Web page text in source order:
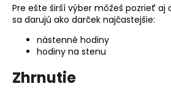
Pre ešte širší výber môžeš pozrieť aj
sa darujú ako darček najčastejšie:
nástenné hodiny
hodiny na stenu
Zhrnutie
ECLIPSE
30
CM
€29